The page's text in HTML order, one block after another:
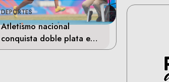
DEPORTES
Atletismo nacional
conquista doble plata en
Santo Domingo